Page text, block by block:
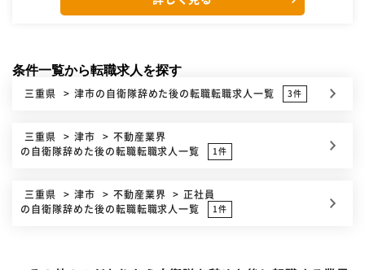
条件一覧から転職求人を探す
三重県 津市の自衛隊辞めた後の転職転職求人一覧 3件
三重県 津市
不動産業界
の自衛隊辞めた後の転職転職求人一覧
1件
三重県 津市 不動産業界
正社員
の自衛隊辞めた後の転職転職求人一覧
1件